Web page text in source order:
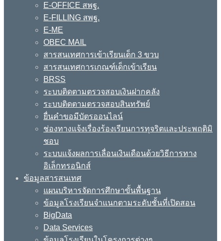
E-OFFICE สพฐ.
E-FILLING สพฐ.
E-ME
OBEC MAIL
สารสนเทศการเข้าเรียนเด็ก 3 ขวบ
สารสนเทศการเกณฑ์เด็กเข้าเรียน
BRSS
ระบบติดตามตรวจสอบเงินฝากคลัง
ระบบติดตามตรวจสอบสินทรัพย์
ยื่นคำขอมีบัตรออนไลน์
ช่องทางแจ้งเรื่องร้องเรียนการทุจริตและประพฤติมิ
ชอบ
ระบบแจ้งผลการเลื่อนเงินเดือนด้วยวิธีการทาง
อิเล็กทรอนิกส์
ข้อมูลสารสนเทศ
แผนบริหารจัดการศึกษาขั้นพื้นฐาน
ข้อมูลโรงเรียนจำแนกตามระดับชั้นที่เปิดสอน
BigData
Data Services